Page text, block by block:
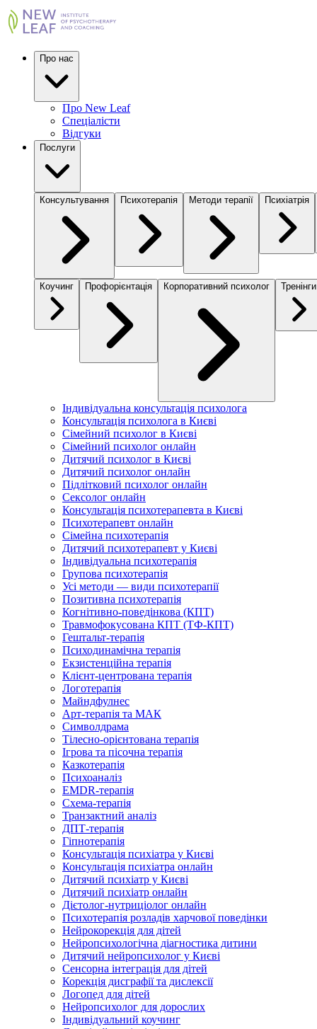
Про нас
Про New Leaf
Спеціалісти
Відгуки
Послуги
Консультування Психотерапія Методи терапії Психіатрія
Коучинг Профорієнтація Корпоративний психолог Тренінги
Індивідуальна консультація психолога
Консультація психолога в Києві
Сімейний психолог в Києві
Сімейний психолог онлайн
Дитячий психолог в Києві
Дитячий психолог онлайн
Підлітковий психолог онлайн
Сексолог онлайн
Консультація психотерапевта в Києві
Психотерапевт онлайн
Сімейна психотерапія
Дитячий психотерапевт у Києві
Індивідуальна психотерапія
Групова психотерапія
Усі методи — види психотерапії
Позитивна психотерапія
Когнітивно-поведінкова (КПТ)
Травмофокусована КПТ (ТФ-КПТ)
Гештальт-терапія
Психодинамічна терапія
Екзистенційна терапія
Клієнт-центрована терапія
Логотерапія
Майндфулнес
Арт-терапія та МАК
Символдрама
Тілесно-орієнтована терапія
Ігрова та пісочна терапія
Казкотерапія
Психоаналіз
EMDR-терапія
Схема-терапія
Транзактний аналіз
ДПТ-терапія
Гіпнотерапія
Консультація психіатра у Києві
Консультація психіатра онлайн
Дитячий психіатр у Києві
Дитячий психіатр онлайн
Дієтолог-нутриціолог онлайн
Психотерапія розладів харчової поведінки
Нейрокорекція для дітей
Нейропсихологічна діагностика дитини
Дитячий нейропсихолог у Києві
Сенсорна інтеграція для дітей
Корекція дисграфії та дислексії
Логопед для дітей
Нейропсихолог для дорослих
Індивідуальний коучинг